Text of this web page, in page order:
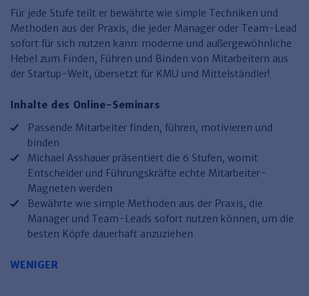
Sozialrecht
Compliance
Insolvenzrecht
SGB & Sozialwesen
Betriebliches
Gesundheitsmanagement
Finden Sie Ihr Thema
Haufe Personal Office
Haufe Zeugnis Manager
Sozialrechtprodukte
Haufe Arbeitsschutz
Haufe TVöD/TV-L Office
Haufe Immobilien
Für jede Stufe teilt er bewährte wie simple Techniken und
Methoden aus der Praxis, die jeder Manager oder Team-Lead
sofort für sich nutzen kann: moderne und außergewöhnliche
Hebel zum Finden, Führen und Binden von Mitarbeitern aus
der Startup-Welt, übersetzt für KMU und Mittelständler!
Inhalte des Online-Seminars
Passende Mitarbeiter finden, führen, motivieren und
binden
Michael Asshauer präsentiert die 6 Stufen, womit
Entscheider und Führungskräfte echte Mitarbeiter-
Magneten werden
Bewährte wie simple Methoden aus der Praxis, die
Manager und Team-Leads sofort nutzen können, um die
besten Köpfe dauerhaft anzuziehen
WENIGER